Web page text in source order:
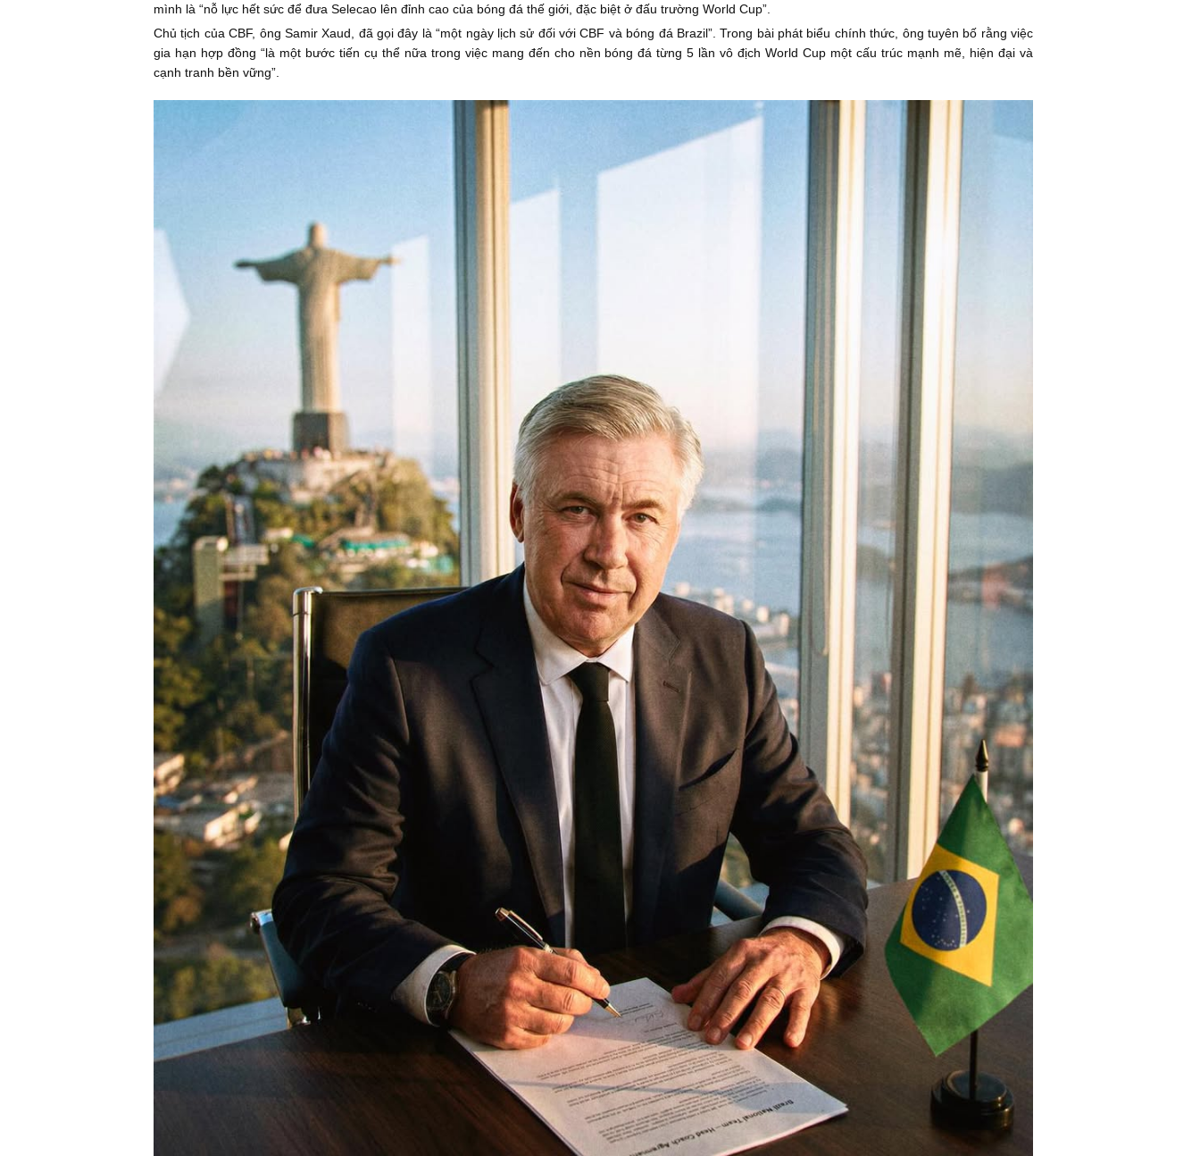
mình là “nỗ lực hết sức để đưa Selecao lên đỉnh cao của bóng đá thế giới, đặc biệt ở đấu trường World Cup”.
Chủ tịch của CBF, ông Samir Xaud, đã gọi đây là “một ngày lịch sử đối với CBF và bóng đá Brazil”. Trong bài phát biểu chính thức, ông tuyên bố rằng việc
gia hạn hợp đồng “là một bước tiến cụ thể nữa trong việc mang đến cho nền bóng đá từng 5 lần vô địch World Cup một cấu trúc mạnh mẽ, hiện đại và
cạnh tranh bền vững”.